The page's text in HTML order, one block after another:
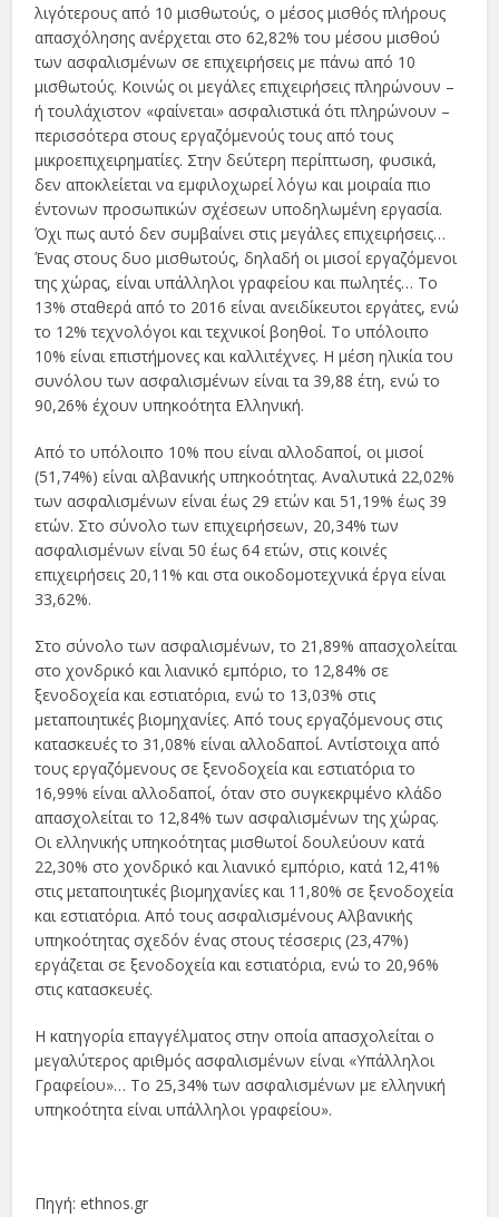
λιγότερους από 10 μισθωτούς, ο μέσος μισθός πλήρους
απασχόλησης ανέρχεται στο 62,82% του μέσου μισθού
των ασφαλισμένων σε επιχειρήσεις με πάνω από 10
μισθωτούς. Κοινώς οι μεγάλες επιχειρήσεις πληρώνουν –
ή τουλάχιστον «φαίνεται» ασφαλιστικά ότι πληρώνουν –
περισσότερα στους εργαζόμενούς τους από τους
μικροεπιχειρηματίες. Στην δεύτερη περίπτωση, φυσικά,
δεν αποκλείεται να εμφιλοχωρεί λόγω και μοιραία πιο
έντονων προσωπικών σχέσεων υποδηλωμένη εργασία.
Όχι πως αυτό δεν συμβαίνει στις μεγάλες επιχειρήσεις…
Ένας στους δυο μισθωτούς, δηλαδή οι μισοί εργαζόμενοι
της χώρας, είναι υπάλληλοι γραφείου και πωλητές… Το
13% σταθερά από το 2016 είναι ανειδίκευτοι εργάτες, ενώ
το 12% τεχνολόγοι και τεχνικοί βοηθοί. Το υπόλοιπο
10% είναι επιστήμονες και καλλιτέχνες. Η μέση ηλικία του
συνόλου των ασφαλισμένων είναι τα 39,88 έτη, ενώ το
90,26% έχουν υπηκοότητα Ελληνική.
Από το υπόλοιπο 10% που είναι αλλοδαποί, οι μισοί
(51,74%) είναι αλβανικής υπηκοότητας. Αναλυτικά 22,02%
των ασφαλισμένων είναι έως 29 ετών και 51,19% έως 39
ετών. Στο σύνολο των επιχειρήσεων, 20,34% των
ασφαλισμένων είναι 50 έως 64 ετών, στις κοινές
επιχειρήσεις 20,11% και στα οικοδομοτεχνικά έργα είναι
33,62%.
Στο σύνολο των ασφαλισμένων, το 21,89% απασχολείται
στο χονδρικό και λιανικό εμπόριο, το 12,84% σε
ξενοδοχεία και εστιατόρια, ενώ το 13,03% στις
μεταποιητικές βιομηχανίες. Από τους εργαζόμενους στις
κατασκευές το 31,08% είναι αλλοδαποί. Αντίστοιχα από
τους εργαζόμενους σε ξενοδοχεία και εστιατόρια το
16,99% είναι αλλοδαποί, όταν στο συγκεκριμένο κλάδο
απασχολείται το 12,84% των ασφαλισμένων της χώρας.
Οι ελληνικής υπηκοότητας μισθωτοί δουλεύουν κατά
22,30% στο χονδρικό και λιανικό εμπόριο, κατά 12,41%
στις μεταποιητικές βιομηχανίες και 11,80% σε ξενοδοχεία
και εστιατόρια. Από τους ασφαλισμένους Αλβανικής
υπηκοότητας σχεδόν ένας στους τέσσερις (23,47%)
εργάζεται σε ξενοδοχεία και εστιατόρια, ενώ το 20,96%
στις κατασκευές.
Η κατηγορία επαγγέλματος στην οποία απασχολείται ο
μεγαλύτερος αριθμός ασφαλισμένων είναι «Υπάλληλοι
Γραφείου»… Το 25,34% των ασφαλισμένων με ελληνική
υπηκοότητα είναι υπάλληλοι γραφείου».
Πηγή: ethnos.gr